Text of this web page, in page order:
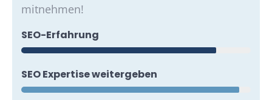
mitnehmen!
SEO-Erfahrung
SEO Expertise weitergeben